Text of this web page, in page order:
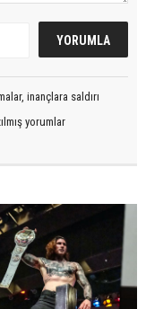
inançlara saldırı
yorumlar